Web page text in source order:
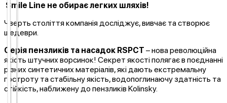
Smile Line не обирає легких шляхів!
Чверть століття компанія досліджує, вивчає та створює
шедеври.
Серія пензликів та насадок RSPCT – нова революційна
якість штучних ворсинок! Секрет якості полягає в поєднанні
різних синтетичних матеріалів, які дають екстремальну
гостроту та стабільну якість, водопоглинаючу здатність та
стійкість, наближену до пензликів Kolinsky.